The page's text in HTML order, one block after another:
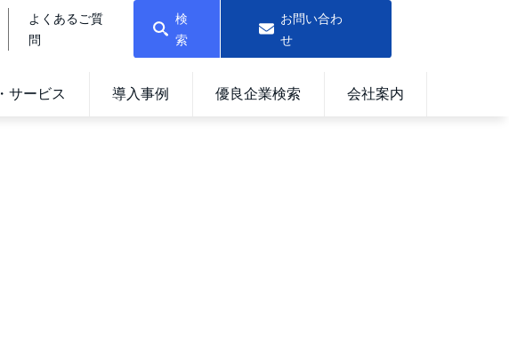
よくあるご質
問
検
索
お問い合わ
せ
サービス 導入事例 優良企業検索 会社案内